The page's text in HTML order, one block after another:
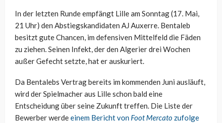
In der letzten Runde empfängt Lille am Sonntag (17. Mai,
21 Uhr) den Abstiegskandidaten AJ Auxerre. Bentaleb
besitzt gute Chancen, im defensiven Mittelfeld die Fäden
zu ziehen. Seinen Infekt, der den Algerier drei Wochen
außer Gefecht setzte, hat er auskuriert.
Da Bentalebs Vertrag bereits im kommenden Juni ausläuft,
wird der Spielmacher aus Lille schon bald eine
Entscheidung über seine Zukunft treffen. Die Liste der
Bewerber werdeeinem Bericht von Foot Mercato zufolge